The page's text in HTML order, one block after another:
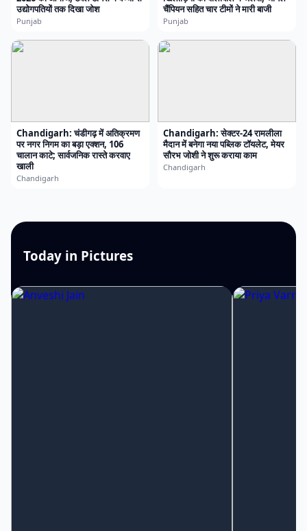
उद्योगपतियों तक दिखा जोश
Punjab
चैंपियन सहित चार टीमों ने मारी बाजी
Punjab
Chandigarh: चंडीगढ़ में अतिक्रमण
पर नगर निगम का बड़ा एक्शन, 106
चालान काटे; सार्वजनिक रास्ते करवाए
खाली
Chandigarh
Chandigarh: सेक्टर-24 रामलीला
मैदान में बनेगा नया पब्लिक टॉयलेट, मेयर
सौरभ जोशी ने शुरू कराया काम
Chandigarh
Today in Pictures